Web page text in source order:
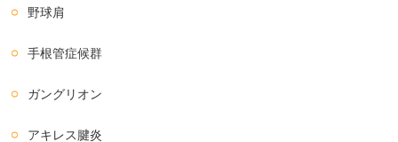
野球肩
手根管症候群
ガングリオン
アキレス腱炎